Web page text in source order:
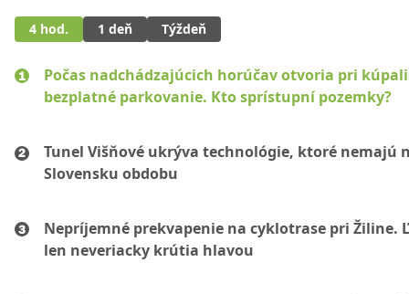
4 hod. 1 deň Týždeň
Počas nadchádzajúcich horúčav otvoria pri
bezplatné parkovanie. Kto sprístupní pozemky?
Tunel Višňové ukrýva technológie, ktoré nemajú
Slovensku obdobu
Nepríjemné prekvapenie na cyklotrase pri Žiline.
len neveriacky krútia hlavou